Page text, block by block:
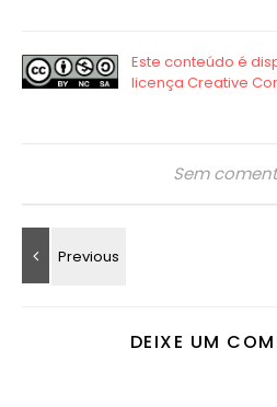
Sem
DEIXE UM